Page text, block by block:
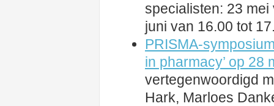
specialisten: 23
juni van 16.00 tot
PRISMA-
in pharmacy’ op 28
vertegenwoordigd
Hark, Marloes